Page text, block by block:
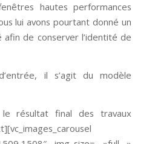
hautes performances
lui avons pourtant donné un
de conserver l’identité de
il s’agit du modèle
résultat final des travaux